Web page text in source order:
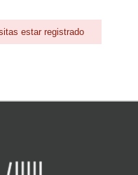
estar registrado